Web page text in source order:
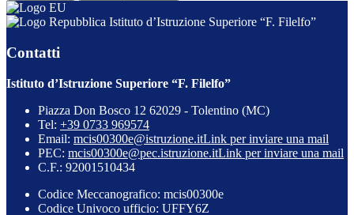
Istituto d’Istruzione Superiore “F. Filelfo”
Contatti
Istituto d’Istruzione Superiore “F. Filelfo”
Piazza Don Bosco 12 62029 - Tolentino (MC)
Tel: +39 0733 969574
Email: mcis00300e@istruzione.itLink per inviare una mail
PEC: mcis00300e@pec.istruzione.itLink per inviare una mail
C.F.: 92001510434
Codice Meccanografico: mcis00300e
Codice Univoco ufficio: UFFY6Z